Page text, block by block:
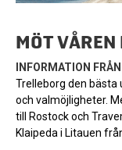
MÖT
INFORMATION
Trelleborg den
och valmöjligheter.
till Rostock och
Klaipeda i Litauen